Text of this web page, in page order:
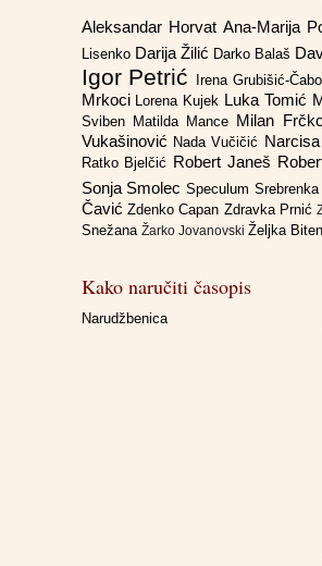
Aleksandar Horvat Ana-Marija
Lisenko Darija Žilić Darko Balaš
Igor Petrić Irena Grubišić-Čabo
Mrkoci Lorena Kujek Luka Tomić
Sviben Matilda Mance Milan
Vukašinović Nada Vučičić
Ratko Bjelčić Robert Janeš
Sonja SmolecSpeculum
Čavić Zdenko Capan Zdravka Prnić
Snežana Žarko Jovanovski Željka
Kako naručiti časopis
Narudžbenica